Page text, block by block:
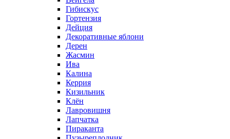
Гибискус
Гортензия
Дейция
Декоративные яблони
Дерен
Жасмин
Ива
Калина
Керрия
Кизильник
Клён
Лавровишня
Лапчатка
Пираканта